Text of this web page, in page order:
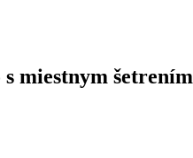
miestnym šetrením